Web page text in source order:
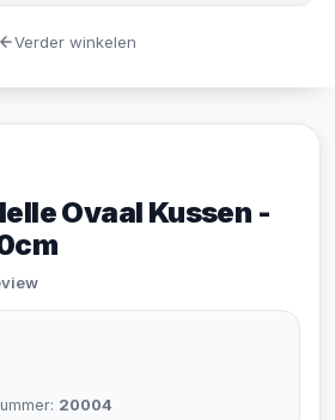
Ovaal Kussen -
20004
Verder winkelen